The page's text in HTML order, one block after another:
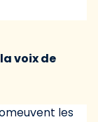
voix de